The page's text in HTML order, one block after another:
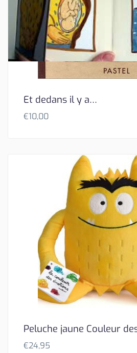
Et dedans il y a…
€10,00
Peluche jaune Couleur
€24,95